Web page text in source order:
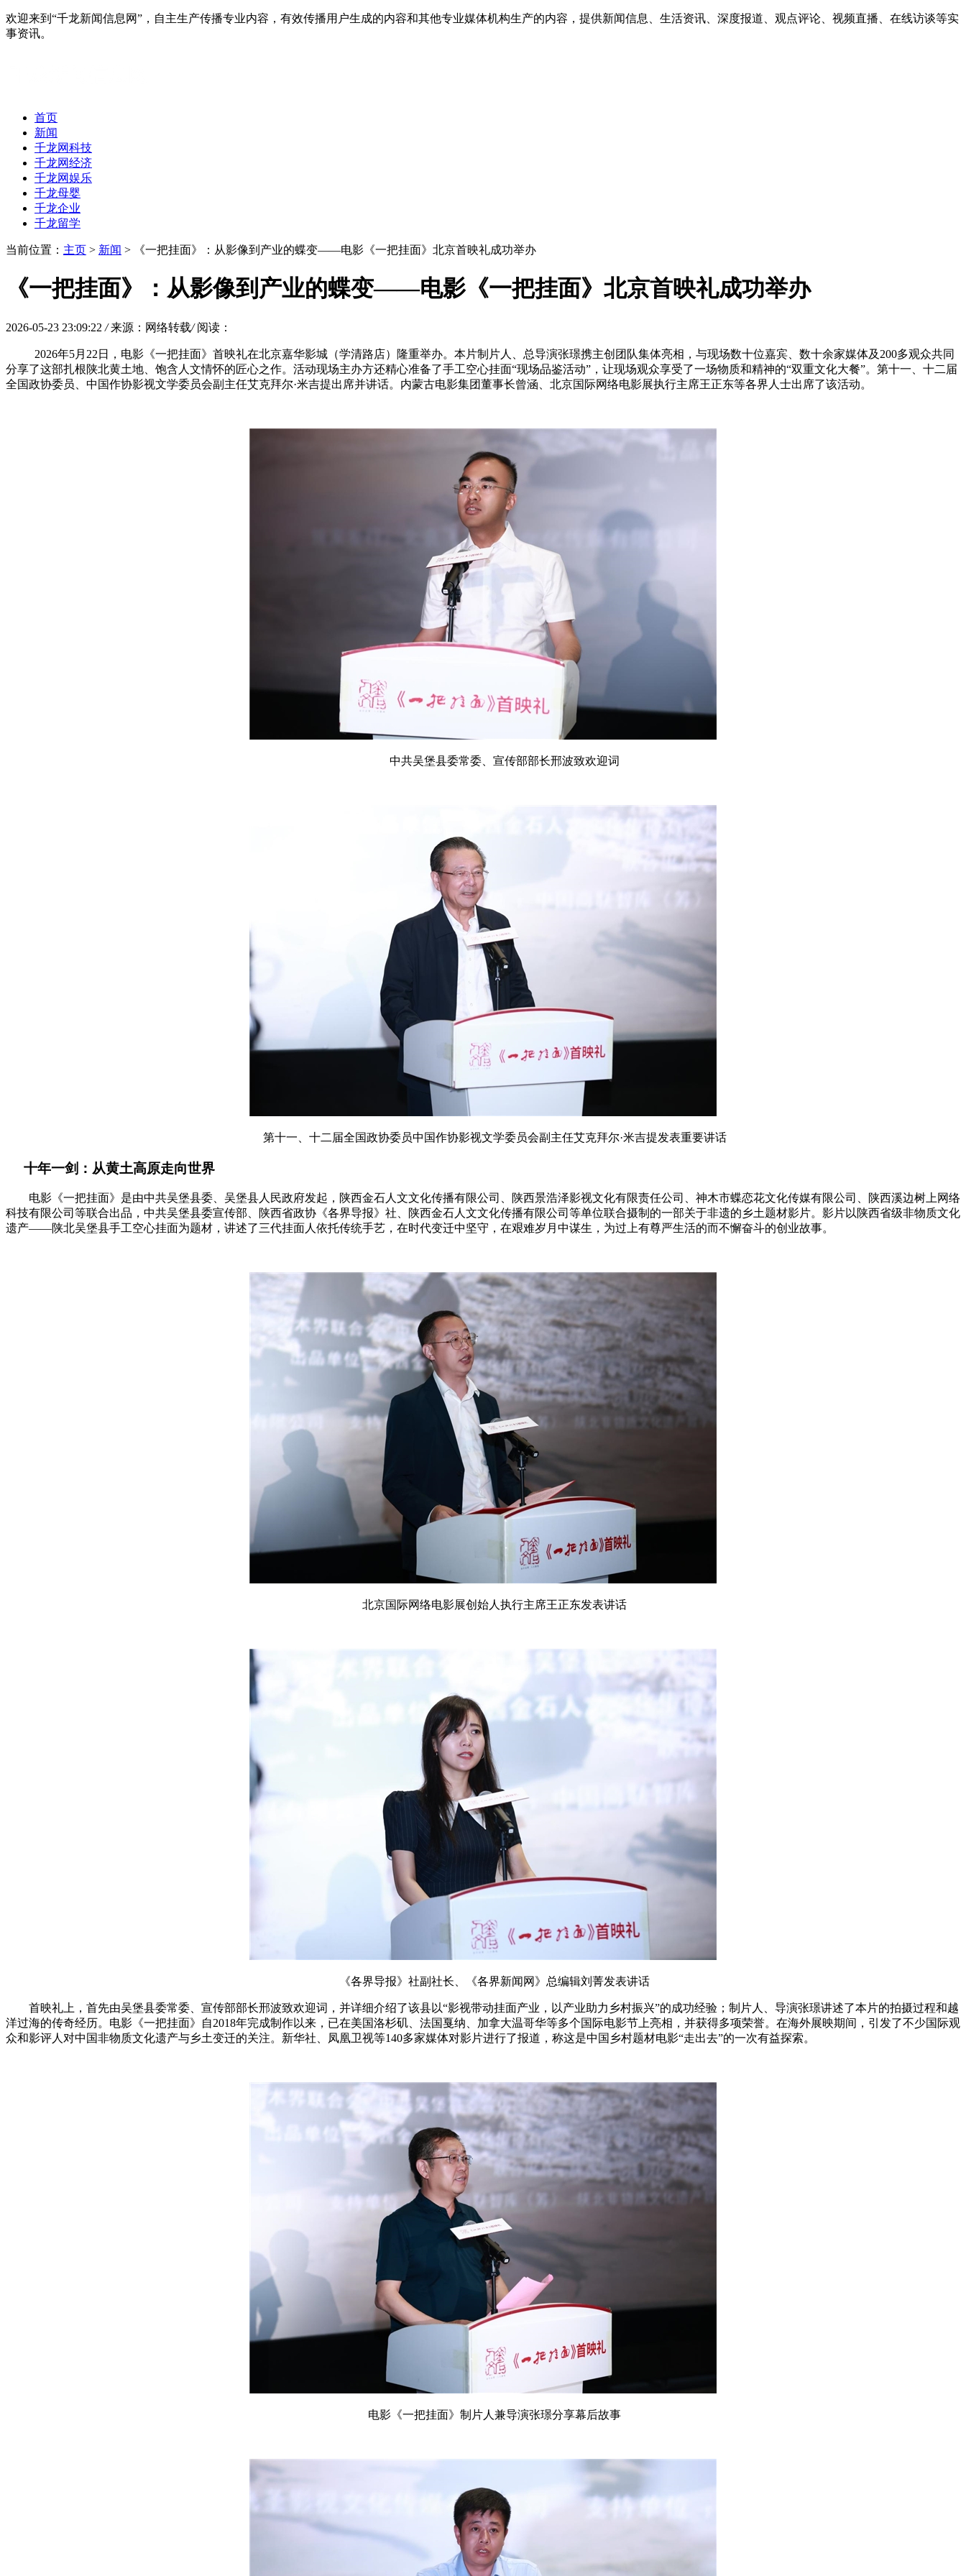
欢迎来到“千龙新闻信息网”，自主生产传播专业内容，有效传播用户生成的内容和其他专业媒体机构生产的内容，提供新闻信息、生活资讯、深度报道、观点评论、视频直播、在线访谈等实
事资讯。
首页
新闻
千龙网科技
千龙网经济
千龙网娱乐
千龙母婴
千龙企业
千龙留学
当前位置： 主页 > 新闻 > 《一把挂面》：从影像到产业的蝶变——电影《一把挂面》北京首映礼成功举办
《一把挂面》：从影像到产业的蝶变——电影《一把挂面》北京首映礼成功举办
2026-05-23 23:09:22 / 来源：网络转载/ 阅读：
2026年5月22日，电影《一把挂面》首映礼在北京嘉华影城（学清路店）隆重举办。本片制片人、总导演张璟携主创团队集体亮相，与现场数十位嘉宾、数十余家媒体及200多观众共同
分享了这部扎根陕北黄土地、饱含人文情怀的匠心之作。活动现场主办方还精心准备了手工空心挂面“现场品鉴活动”，让现场观众享受了一场物质和精神的“双重文化大餐”。第十一、十二届
全国政协委员、中国作协影视文学委员会副主任艾克拜尔·米吉提出席并讲话。内蒙古电影集团董事长曾涵、北京国际网络电影展执行主席王正东等各界人士出席了该活动。
中共吴堡县委常委、宣传部部长邢波致欢迎词
第十一、十二届全国政协委员中国作协影视文学委员会副主任艾克拜尔·米吉提发表重要讲话
十年一剑：从黄土高原走向世界
电影《一把挂面》是由中共吴堡县委、吴堡县人民政府发起，陕西金石人文文化传播有限公司、陕西景浩泽影视文化有限责任公司、神木市蝶恋花文化传媒有限公司、陕西溪边树上网络
科技有限公司等联合出品，中共吴堡县委宣传部、陕西省政协《各界导报》社、陕西金石人文文化传播有限公司等单位联合摄制的一部关于非遗的乡土题材影片。影片以陕西省级非物质文化
遗产——陕北吴堡县手工空心挂面为题材，讲述了三代挂面人依托传统手艺，在时代变迁中坚守，在艰难岁月中谋生，为过上有尊严生活的而不懈奋斗的创业故事。
北京国际网络电影展创始人执行主席王正东发表讲话
《各界导报》社副社长、《各界新闻网》总编辑刘菁发表讲话
首映礼上，首先由吴堡县委常委、宣传部部长邢波致欢迎词，并详细介绍了该县以“影视带动挂面产业，以产业助力乡村振兴”的成功经验；制片人、导演张璟讲述了本片的拍摄过程和越
洋过海的传奇经历。电影《一把挂面》自2018年完成制作以来，已在美国洛杉矶、法国戛纳、加拿大温哥华等多个国际电影节上亮相，并获得多项荣誉。在海外展映期间，引发了不少国际观
众和影评人对中国非物质文化遗产与乡土变迁的关注。新华社、凤凰卫视等140多家媒体对影片进行了报道，称这是中国乡村题材电影“走出去”的一次有益探索。
电影《一把挂面》制片人兼导演张璟分享幕后故事